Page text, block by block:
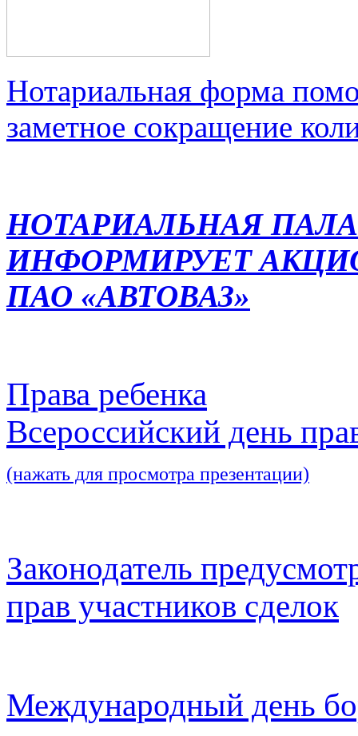
Нотариальная форма
заметное сокращение
НОТАРИАЛЬНАЯ
ИНФОРМИРУЕТ
ПАО «АВТОВАЗ»
Права ребенка
Всероссийский день
(нажать для просмотра презентации)
Законодатель
прав участников сделок
Международный день